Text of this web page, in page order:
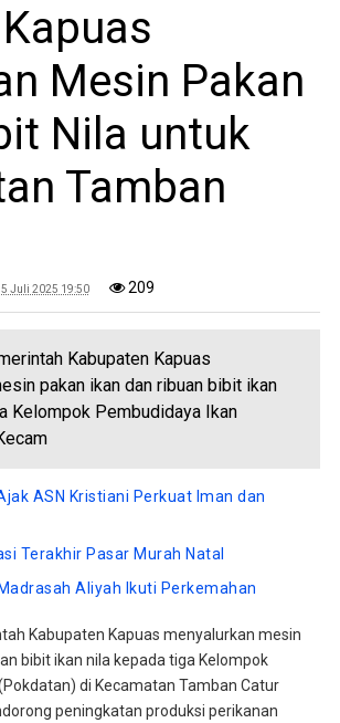
Mesin Pakan
Nila untuk
Tamban
Juli 2025 19:50 209
Kabupaten Kapuas
pakan ikan dan ribuan bibit ikan
Kelompok Pembudidaya Ikan
ASN Kristiani Perkuat Iman dan
Terakhir Pasar Murah Natal
Aliyah Ikuti Perkemahan
Kabupaten Kapuas menyalurkan mesin
bibit ikan nila kepada tiga Kelompok
di Kecamatan Tamban Catur
peningkatan produksi perikanan